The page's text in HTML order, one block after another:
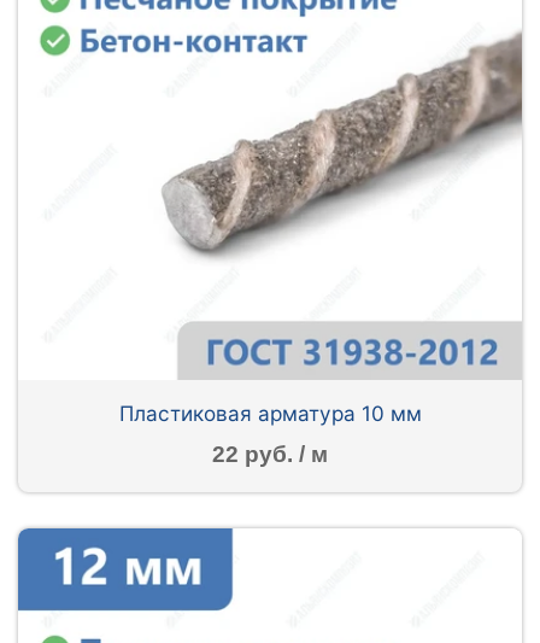
Пластиковая арматура 10 мм
22 руб. / м